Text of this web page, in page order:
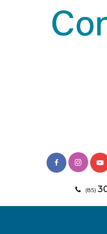
(85)